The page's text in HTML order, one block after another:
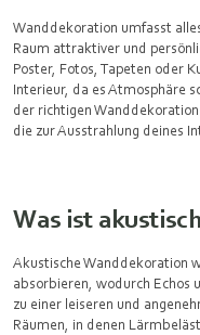
Wanddekoration umfasst
Raum attraktiver und
Poster, Fotos, Tapeten oder
Interieur, da es Atmosphäre
der richtigen
die zur Ausstrahlung deines
Was ist
Akustische Wanddekoration
absorbieren, wodurch Echos
zu einer leiseren und
Räumen, in denen